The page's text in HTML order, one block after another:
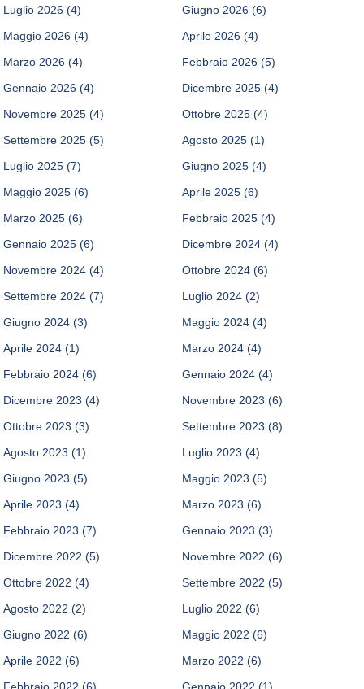
Luglio 2026 (4) Giugno 2026 (6)
Maggio 2026 (4) Aprile 2026 (4)
Marzo 2026 (4) Febbraio 2026 (5)
Gennaio 2026 (4) Dicembre 2025 (4)
Novembre 2025 (4) Ottobre 2025 (4)
Settembre 2025 (5) Agosto 2025 (1)
Luglio 2025 (7) Giugno 2025 (4)
Maggio 2025 (6) Aprile 2025 (6)
Marzo 2025 (6) Febbraio 2025 (4)
Gennaio 2025 (6) Dicembre 2024 (4)
Novembre 2024 (4) Ottobre 2024 (6)
Settembre 2024 (7) Luglio 2024 (2)
Giugno 2024 (3) Maggio 2024 (4)
Aprile 2024 (1) Marzo 2024 (4)
Febbraio 2024 (6) Gennaio 2024 (4)
Dicembre 2023 (4) Novembre 2023 (6)
Ottobre 2023 (3) Settembre 2023 (8)
Agosto 2023 (1) Luglio 2023 (4)
Giugno 2023 (5) Maggio 2023 (5)
Aprile 2023 (4) Marzo 2023 (6)
Febbraio 2023 (7) Gennaio 2023 (3)
Dicembre 2022 (5) Novembre 2022 (6)
Ottobre 2022 (4) Settembre 2022 (5)
Agosto 2022 (2) Luglio 2022 (6)
Giugno 2022 (6) Maggio 2022 (6)
Aprile 2022 (6) Marzo 2022 (6)